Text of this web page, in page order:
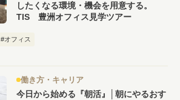
したくなる環境・機会を用意する。
TIS 豊洲オフィス見学ツアー
#オフィス
働き方・キャリア
今日から始める『朝活』│朝にやるおす